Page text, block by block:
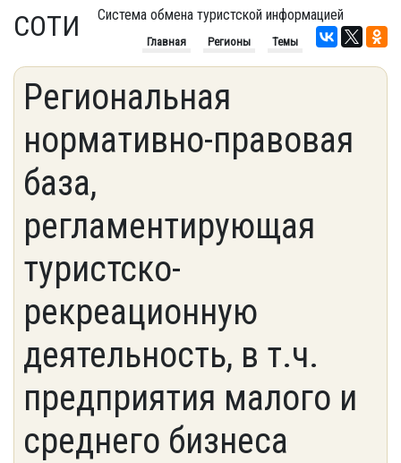
СОТИ Система обмена туристской информацией
Главная Регионы Темы
Региональная
нормативно-правовая
база,
регламентирующая
туристско-
рекреационную
деятельность, в т.ч.
предприятия малого и
среднего бизнеса